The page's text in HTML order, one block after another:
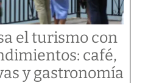
el turismo con
café,
y gastronomía